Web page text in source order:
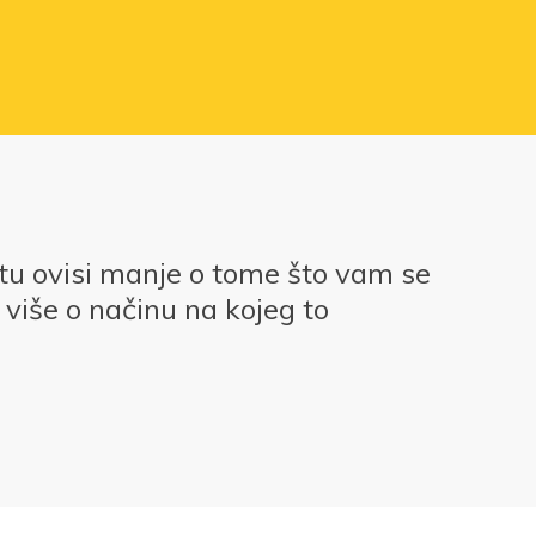
ovisi manje o tome što vam se
o načinu na kojeg to